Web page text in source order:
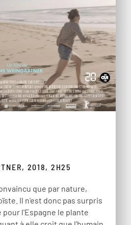
2018, 2H25
que par nature,
Il n'est donc pas surpris
l'Espagne le plante